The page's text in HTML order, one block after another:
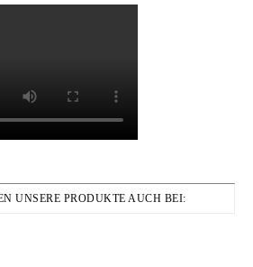
UNSERE PRODUKTE AUCH BEI: